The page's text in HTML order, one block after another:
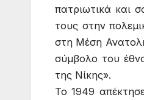
πατριωτικά και
τους στην
στη Μέση
σύμβολο του
της Νίκης».
Το 1949